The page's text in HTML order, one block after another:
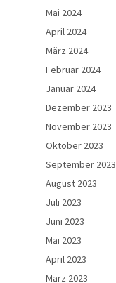
Mai 2024
April 2024
März 2024
Februar 2024
Januar 2024
Dezember 2023
November 2023
Oktober 2023
September 2023
August 2023
Juli 2023
Juni 2023
Mai 2023
April 2023
März 2023